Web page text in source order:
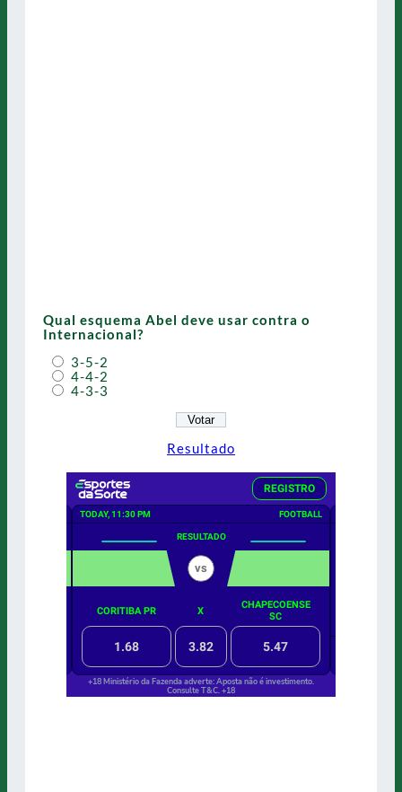
Qual esquema Abel deve usar contra o
Internacional?
3-5-2
4-4-2
4-3-3
Resultado